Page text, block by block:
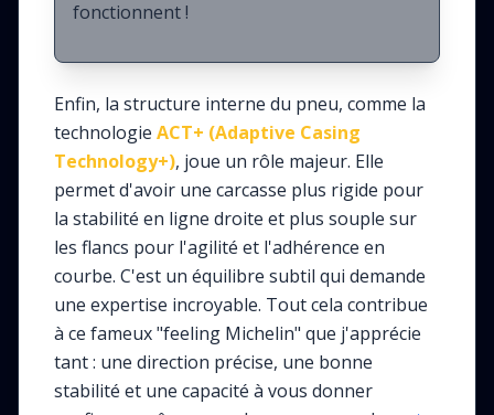
fonctionnent !
Enfin, la structure interne du pneu, comme la
technologie ACT+ (Adaptive Casing
Technology+), joue un rôle majeur. Elle
permet d'avoir une carcasse plus rigide pour
la stabilité en ligne droite et plus souple sur
les flancs pour l'agilité et l'adhérence en
courbe. C'est un équilibre subtil qui demande
une expertise incroyable. Tout cela contribue
à ce fameux "feeling Michelin" que j'apprécie
tant : une direction précise, une bonne
stabilité et une capacité à vous donner